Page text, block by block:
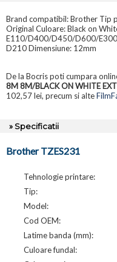
Brand compatibil: Brother Tip
Original Culoare: Black on
E110/D400/D450/D600/
D210 Dimensiune: 12mm
De la Bocris poti cumpara
8M 8M/BLACK ON WHITE
102,57 lei, precum si alte
» Specificatii
Brother TZES231
Tehnologie printare:
Tip:
Model:
Cod OEM:
Latime banda (mm):
Culoare fundal: